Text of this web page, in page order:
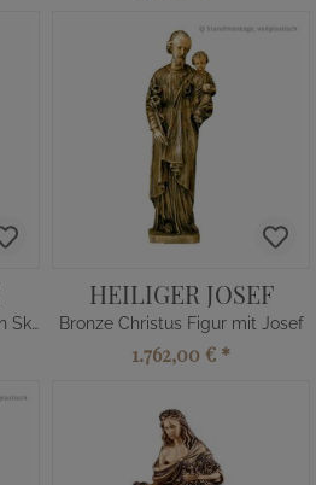
Handbemalte Bronze Frauen Skulptur
HEILIGER JOSEF
Bronze Christus Figur mit Josef
1.762,00 € *